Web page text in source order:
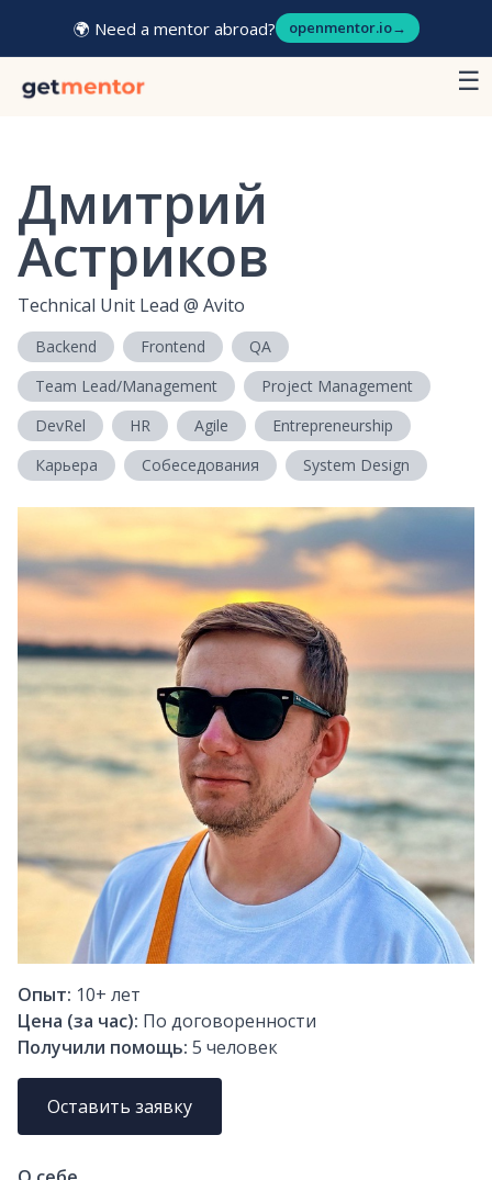
🌍 Need a mentor abroad? openmentor.io→
☰
Дмитрий
Астриков
Technical Unit Lead @ Avito
Backend Frontend
QA
Team Lead/Management
Project Management
DevRel
HR Agile
Entrepreneurship
Карьера
Собеседования System Design
Опыт: 10+ лет
Цена (за час): По договоренности
Получили помощь: 5 человек
Оставить заявку